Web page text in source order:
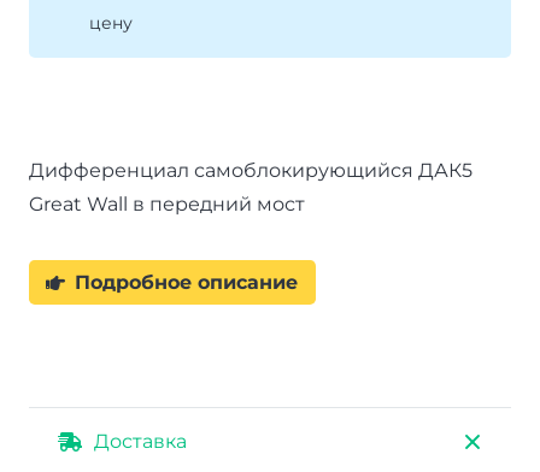
цену
Дифференциал самоблокирующийся ДАК5
Great Wall в передний мост
Подробное описание
Доставка